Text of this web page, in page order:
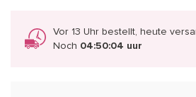
Vor 13 Uhr bestellt, heute
Noch 04:50:04 uur